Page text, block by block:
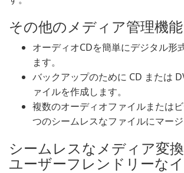
その他のメディア管理機能
オーディオCDを簡単にデジタル形
ます。
バックアップのために CD または
ァイルを作成します。
複数のオーディオファイルまたは
つのシームレスなファイルにマージ
シームレスなメディア変
ユーザーフレンドリーな